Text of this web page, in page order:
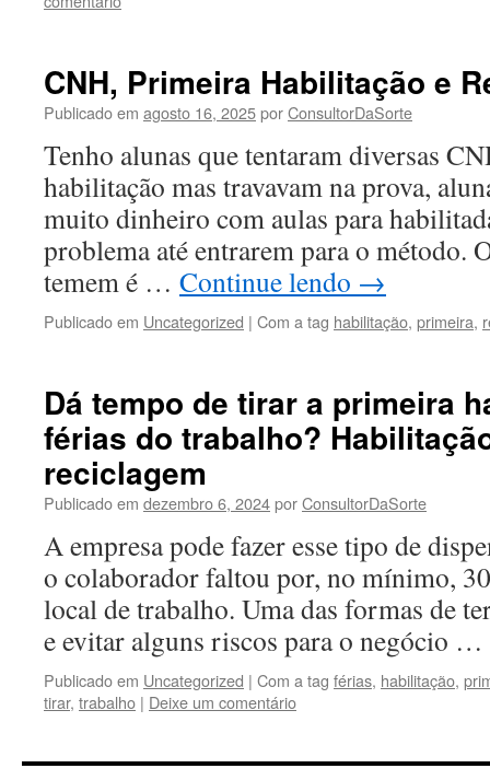
CNH, Primeira Habilitação e
Publicado em agosto 16, 2025porConsultorDaSorte
Tenho alunas que tentaram diversas
habilitação mas travavam na prova,
muito dinheiro com aulas para
problema até entrarem para o método.
temem é … Continue lendo →
Publicado em Uncategorized | Com a tag habilitação, primeira,
Dá tempo de tirar a primeira
férias do trabalho?
reciclagem
Publicado em dezembro 6, 2024porConsultorDaSorte
A empresa pode fazer esse tipo de
o colaborador faltou por, no mínimo,
local de trabalho. Uma das formas de
e evitar alguns riscos para o negócio …
Publicado em Uncategorized | Com a tag férias, habilitação,
tirar, trabalho | Deixe um comentário